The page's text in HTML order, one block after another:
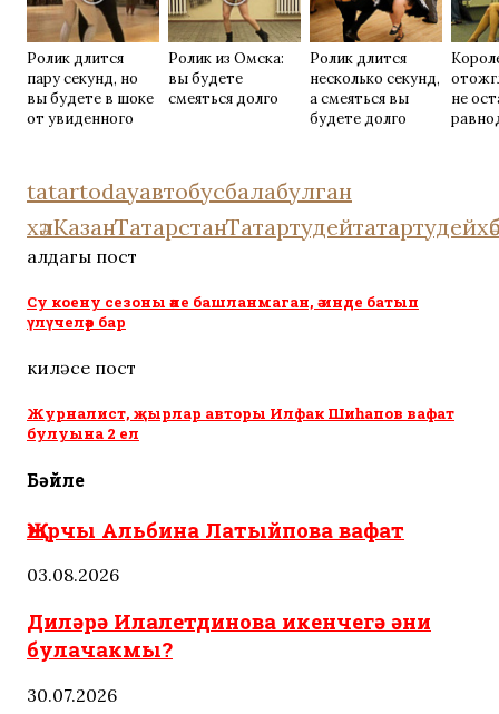
Ролик длится
пару секунд, но
вы будете в шоке
от увиденного
Ролик из Омска:
вы будете
смеяться долго
Ролик длится
несколько секунд,
а смеяться вы
будете долго
не
tatartodayавтобусбалабулган
хәлКазанТатарстанТатартудей
алдагы пост
Су коену сезоны әле башланмаган, ә инде батып
үлүчеләр бар
киләсе пост
Журналист, җырлар авторы Илфак Шиһапов вафат
булуына 2 ел
Бәйле
Җырчы Альбина Латыйпова вафат
03.08.2026
Диләрә Илалетдинова икенчегә әни
булачакмы?
30.07.2026